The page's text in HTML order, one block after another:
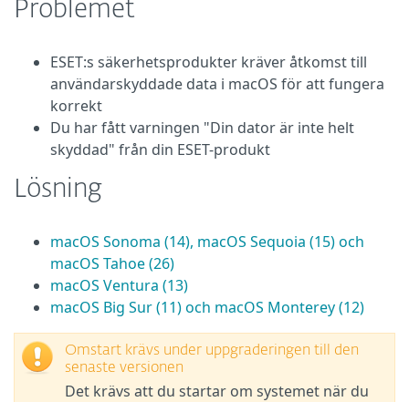
Problemet
ESET:s säkerhetsprodukter kräver åtkomst till
användarskyddade data i macOS för att fungera
korrekt
Du har fått varningen "Din dator är inte helt
skyddad" från din ESET-produkt
Lösning
macOS Sonoma (14), macOS Sequoia (15) och
macOS Tahoe (26)
macOS Ventura (13)
macOS Big Sur (11) och macOS Monterey (12)
Omstart krävs under uppgraderingen till den
senaste versionen
Det krävs att du startar om systemet när du